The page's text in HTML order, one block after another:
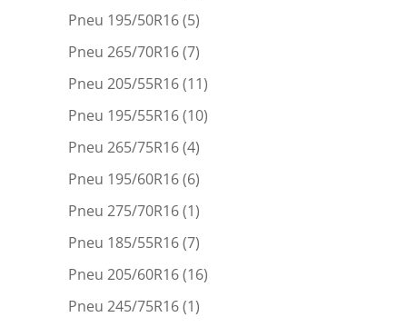
Pneu 195/50R16(5)
Pneu 265/70R16(7)
Pneu 205/55R16(11)
Pneu 195/55R16(10)
Pneu 265/75R16(4)
Pneu 195/60R16(6)
Pneu 275/70R16(1)
Pneu 185/55R16(7)
Pneu 205/60R16(16)
Pneu 245/75R16(1)